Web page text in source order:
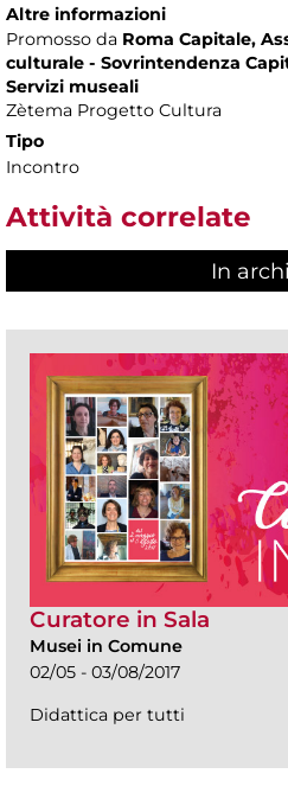
Altre informazioni
Promosso da Roma Capitale,
culturale - Sovrintendenza
Servizi museali
Zètema Progetto Cultura
Tipo
Incontro
Attività correlate
In
Curatore in Sala
Musei in Comune
02/05 - 03/08/2017
Didattica per tutti